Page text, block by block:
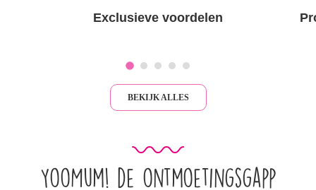
Exclusieve voordelen
BEKIJK ALLES
YooMum! de ontmoetingsgapp